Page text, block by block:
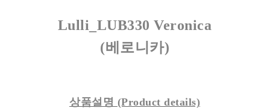
Lulli_LUB330 Veronica
(베로니카)
상품설명 (Product details)